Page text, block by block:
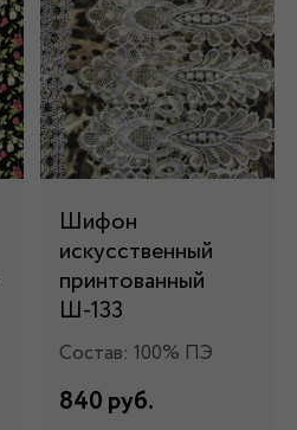
Шифон
искусственный
принтованный
Ш-133
Состав: 100% ПЭ
840 руб.